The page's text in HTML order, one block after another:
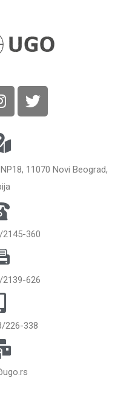
11070 Novi Beograd,
360
626
226-338